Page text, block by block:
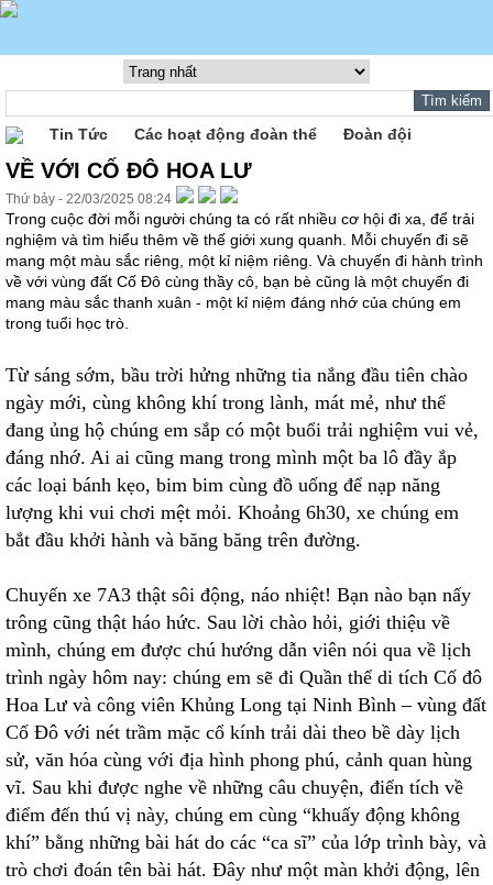
Tin Tức Các hoạt động đoàn thể Đoàn đội
VỀ VỚI CỐ ĐÔ HOA LƯ
Thứ bảy - 22/03/2025 08:24
Trong cuộc đời mỗi người chúng ta có rất nhiều cơ hội đi xa, để trải
nghiệm và tìm hiểu thêm về thế giới xung quanh. Mỗi chuyến đi sẽ
mang một màu sắc riêng, một kỉ niệm riêng. Và chuyến đi hành trình
về với vùng đất Cố Đô cùng thầy cô, bạn bè cũng là một chuyến đi
mang màu sắc thanh xuân - một kỉ niệm đáng nhớ của chúng em
trong tuổi học trò.
Từ sáng sớm, bầu trời hửng những tia nắng đầu tiên chào
ngày mới, cùng không khí trong lành, mát mẻ, như thể
đang ủng hộ chúng em sắp có một buổi trải nghiệm vui vẻ,
đáng nhớ. Ai ai cũng mang trong mình một ba lô đầy ắp
các loại bánh kẹo, bim bim cùng đồ uống để nạp năng
lượng khi vui chơi mệt mỏi. Khoảng 6h30, xe chúng em
bắt đầu khởi hành và băng băng trên đường.
Chuyến xe 7A3 thật sôi động, náo nhiệt! Bạn nào bạn nấy
trông cũng thật háo hức. Sau lời chào hỏi, giới thiệu về
mình, chúng em được chú hướng dẫn viên nói qua về lịch
trình ngày hôm nay: chúng em sẽ đi Quần thể di tích Cố đô
Hoa Lư và công viên Khủng Long tại Ninh Bình – vùng đất
Cố Đô với nét trầm mặc cổ kính trải dài theo bề dày lịch
sử, văn hóa cùng với địa hình phong phú, cảnh quan hùng
vĩ. Sau khi được nghe về những câu chuyện, điển tích về
điểm đến thú vị này, chúng em cùng “khuấy động không
khí” bằng những bài hát do các “ca sĩ” của lớp trình bày, và
trò chơi đoán tên bài hát. Đây như một màn khởi động, lên